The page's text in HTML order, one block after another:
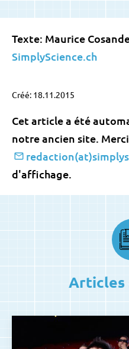
Texte: Maurice
SimplyScience.ch
Créé: 18.11.2015
Cet article a été
notre ancien site.
d'affichage.
Articles